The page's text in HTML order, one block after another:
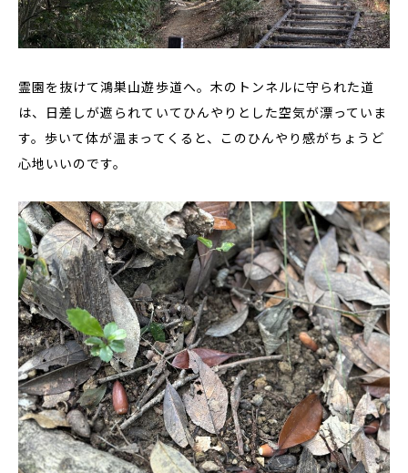
霊園を抜けて鴻巣山遊歩道へ。木のトンネルに守られた道
は、日差しが遮られていてひんやりとした空気が漂っていま
す。歩いて体が温まってくると、このひんやり感がちょうど
心地いいのです。